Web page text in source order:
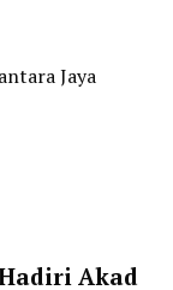
Jaya